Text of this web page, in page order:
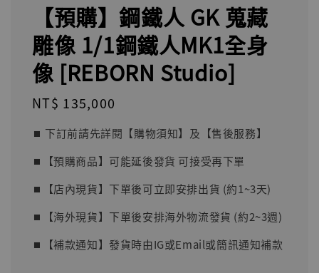
【預購】鋼鐵人 GK 蒐藏
雕像 1/1鋼鐵人MK1全身
像 [REBORN Studio]
Regular
NT$ 135,000
⏹︎ 下訂前請先詳閱【購物須知】及【售後服務】
⏹︎【預購商品】可能延後發貨 可接受再下單
⏹︎【店內現貨】下單後可立即安排出貨 (約1~3天)
⏹︎【海外現貨】下單後安排海外物流發貨 (約2~3週)
⏹︎【補款通知】發貨時由IG或Email或簡訊通知補款